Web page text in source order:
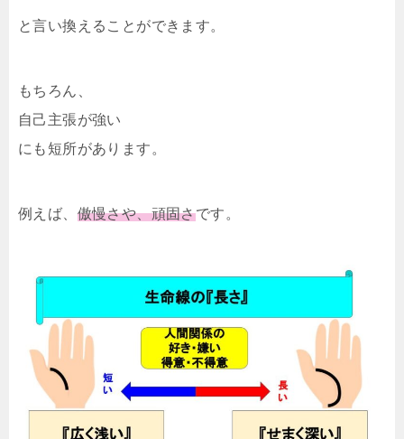
と言い換えることができます。
もちろん、
自己主張が強い
にも短所があります。
例えば、 傲慢さや、頑固さです。